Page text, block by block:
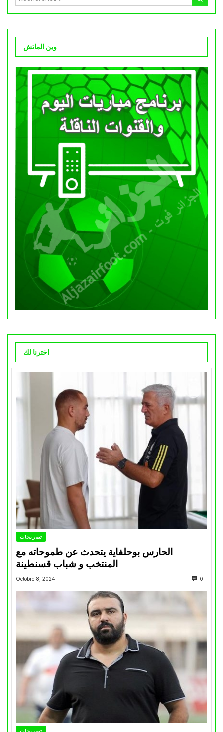
وين الماتش
اخترنا لك
تصريحات
الحارس بوحلفاية يتحدث عن طموحاته مع
المنتخب و شباب قسنطينة
Octobre 8, 2024 0
تصريحات